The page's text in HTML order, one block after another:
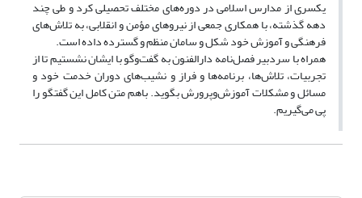
یکسری از مدارس اسلامی در دوره‌های مختلف تحصیلی کرد و طی چند
دهه گذشته، با همکاری جمعی از نیروهای مؤمن و انقلابی، به تلاش‌های
فرهنگی و آموزش خود شکل و سامان منظم و گسترده داده است.
همراه با سردبیر فصل‌نامه دارالفنون به گفت‌وگو با ایشان نشستیم تا از
تجربیات، تلاش‌ها، برنامه‌ها و فراز و نشیب‌های دوران خدمت خود و
مسائل و مشکلات آموزش‌وپرورش بگوید. باهم متن کامل این گفتگو را
پی می‌گیریم.